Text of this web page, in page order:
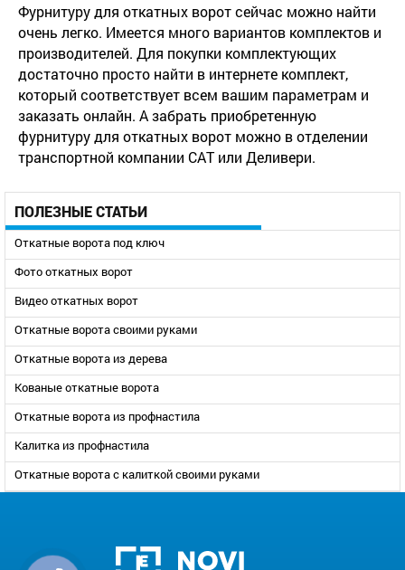
ПОЛЕЗНЫЕ СТАТЬИ
Откатные ворота под ключ
Фото откатных ворот
Видео откатных ворот
Откатные ворота своими руками
Откатные ворота из дерева
Кованые откатные ворота
Откатные ворота из профнастила
Калитка из профнастила
Откатные ворота с калиткой своими руками
Фурнитуру для откатных ворот сейчас можно найти
очень легко. Имеется много вариантов комплектов и
производителей. Для покупки комплектующих
достаточно просто найти в интернете комплект,
который соответствует всем вашим параметрам и
заказать онлайн. А забрать приобретенную
фурнитуру для откатных ворот можно в отделении
транспортной компании САТ или Деливери.